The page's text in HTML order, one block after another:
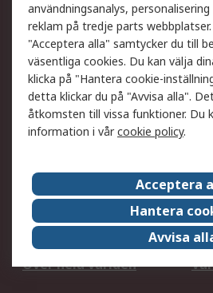
Support
Få hjälp
Leverans
Begär en fakturakopi
Betalningsalternativ
Om RS
Det juridiska
Jobba hos RS
Över hela världen
användningsanalys,
reklam på tredje parts
"Acceptera alla" samtycker du till
väsentliga cookies. Du kan välja
klicka på "Hantera cookie-
detta klickar du på "Avvisa alla".
åtkomsten till vissa funktioner. Du
information i vårcookie policy.
Acceptera
Hantera
Avvisa